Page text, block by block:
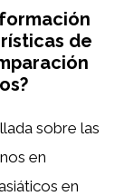
de
sobre las
en
en